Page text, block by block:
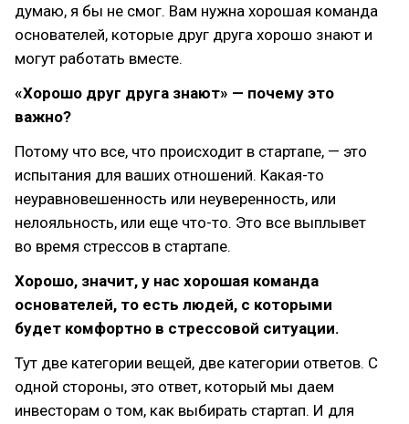
думаю, я бы не смог. Вам нужна хорошая команда
основателей, которые друг друга хорошо знают и
могут работать вместе.
«Хорошо друг друга знают» — почему это
важно?
Потому что все, что происходит в стартапе, — это
испытания для ваших отношений. Какая-то
неуравновешенность или неуверенность, или
нелояльность, или еще что-то. Это все выплывет
во время стрессов в стартапе.
Хорошо, значит, у нас хорошая команда
основателей, то есть людей, с которыми
будет комфортно в стрессовой ситуации.
Тут две категории вещей, две категории ответов. С
одной стороны, это ответ, который мы даем
инвесторам о том, как выбирать стартап. И для